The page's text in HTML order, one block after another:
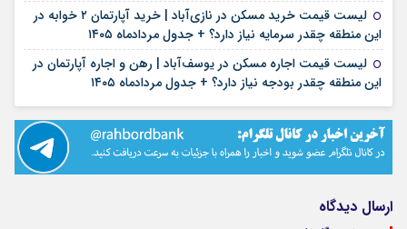
لیست قیمت خرید مسکن در نازی‌آباد | خرید آپارتمان ۲ خوابه در
این منطقه چقدر سرمایه نیاز دارد؟ + جدول مردادماه ۱۴۰۵
لیست قیمت اجاره مسکن در یوسف‌آباد | رهن و اجاره آپارتمان در
این منطقه چقدر بودجه نیاز دارد؟ + جدول مردادماه ۱۴۰۵
ارسال دیدگاه